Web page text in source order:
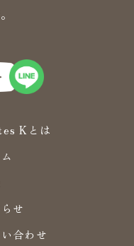
Kとは
せ
合わせ